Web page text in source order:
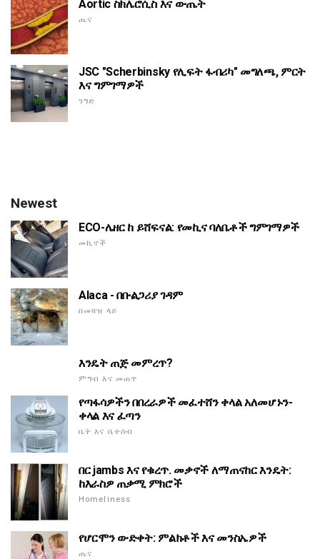
Aortic ስክሌሮሲስ እና ውጤት
ጤና
JSC "Scherbinsky የሊፍት ፋብሪካ" መግለጫ, ምርት
እና ግምገማዎች
ንግድ
Newest
ECO-ሌዘር ከ ይሸፍናል: የመኪና ባለቤቶች ግምገማዎች
መኪኖች
Alaca - በቡልጋሪያ ገዳም
በመጓዝ ላይ
እንዴት ጠጅ መምረጥ?
ምግብ እና መጠጥ
የጣፋሳዎችን በበረራዎች መፈተሸን ቀላል አለመሆኑን-
ቀላል እና ፈጣን
ቤት እና ቤተሰብ
በር jambs እና የቁረጥ. መቃኖች ለማጠናከር እንዴት:
ከእራስዎ ጠቃሚ ምክሮች
Homeliness
የሆርሞን ውድቀት: ምልክቶች እና መንስኤዎች
ጤና